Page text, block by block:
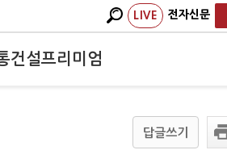
LIVE 전자신문
건설프리미엄
답글쓰기